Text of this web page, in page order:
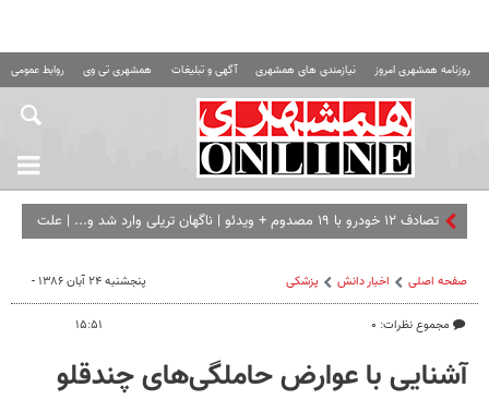
روزنامه همشهری امروز نیازمندی های همشهری آگهی و تبلیغات همشهری تی وی روابط عمومی
تصادف ۱۲ خودرو با ۱۹ مصدوم + ویدئو | ناگهان تریلی وارد شد و... | علت
صفحه اصلی اخبار دانش پزشکی
مجموع نظرات: ۰
پنجشنبه ۲۴ آبان ۱۳۸۶ -
۱۵:۵۱
آشنایی با عوارض حاملگی‌های چندقلو